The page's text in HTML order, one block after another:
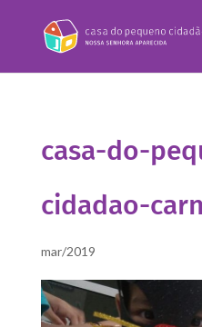
casa-do-
cidadao-
mar/2019